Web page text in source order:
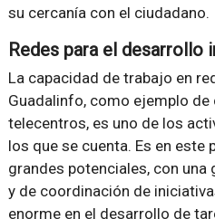
su cercanía con el ciudadano.
Redes para el desarrollo
La capacidad de trabajo en
Guadalinfo, como ejemplo
telecentros, es uno de los
los que se cuenta. Es en este
grandes potenciales, con
y de coordinación de
enorme en el desarrollo de